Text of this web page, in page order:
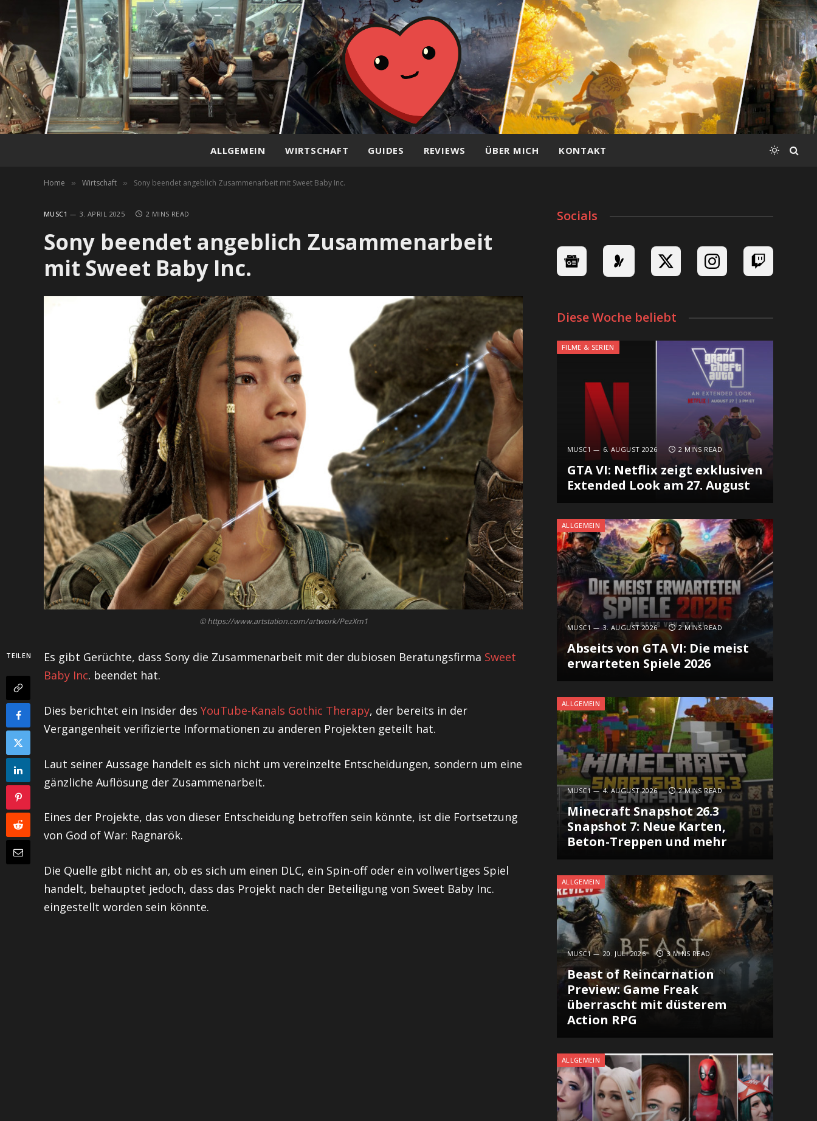
ALLGEMEIN WIRTSCHAFT GUIDES REVIEWS ÜBER MICH KONTAKT
Home » Wirtschaft » Sony beendet angeblich Zusammenarbeit mit Sweet Baby Inc.
MUSC1 3. APRIL 2025 2 MINS READ
Sony beendet angeblich Zusammenarbeit
mit Sweet Baby Inc.
© https://www.artstation.com/artwork/PezXm1
TEILEN Es gibt Gerüchte, dass Sony die Zusammenarbeit mit der dubiosen Beratungsfirma Sweet
Baby Inc. beendet hat.
Dies berichtet ein Insider des YouTube-Kanals Gothic Therapy, der bereits in der
Vergangenheit verifizierte Informationen zu anderen Projekten geteilt hat.
Laut seiner Aussage handelt es sich nicht um vereinzelte Entscheidungen, sondern um eine
gänzliche Auflösung der Zusammenarbeit.
Eines der Projekte, das von dieser Entscheidung betroffen sein könnte, ist die Fortsetzung
von God of War: Ragnarök.
Die Quelle gibt nicht an, ob es sich um einen DLC, ein Spin-off oder ein vollwertiges Spiel
handelt, behauptet jedoch, dass das Projekt nach der Beteiligung von Sweet Baby Inc.
eingestellt worden sein könnte.
Socials
Diese Woche beliebt
FILME & SERIEN
MUSC1 6. AUGUST 2026 2 MINS READ
GTA VI: Netflix zeigt exklusiven
Extended Look am 27. August
ALLGEMEIN
MUSC1 3. AUGUST 2026 2 MINS READ
Abseits von GTA VI: Die meist
erwarteten Spiele 2026
ALLGEMEIN
MUSC1 4. AUGUST 2026 2 MINS READ
Minecraft Snapshot 26.3
Snapshot 7: Neue Karten,
Beton-Treppen und mehr
ALLGEMEIN
MUSC1 20. JULI 2026 3 MINS READ
Beast of Reincarnation
Preview: Game Freak
überrascht mit düsterem
Action RPG
ALLGEMEIN